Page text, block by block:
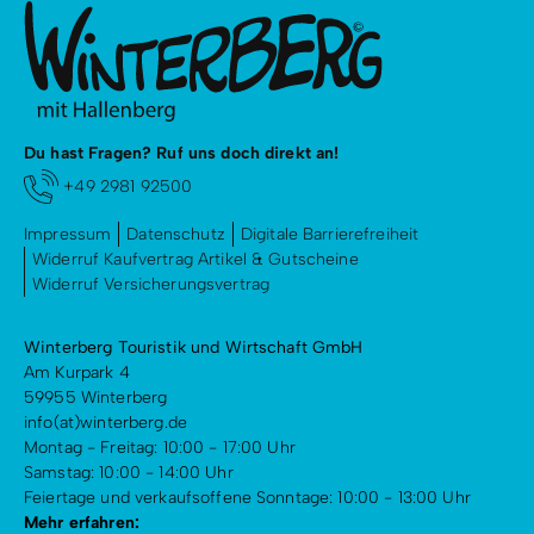
Einlösebedingungen
Teilnehmer:
Mindest-/ Maximalteilnehmerzahl: 6 - 12 Personen
Teilnahmealter: 6 - 10 Jahre
Bei Nichterreichen der Mindestteilnehmerzahl oder
aufgrund von Witterungsbedingungen behalten wir
uns eine kurzfristige Absage telefonisch oder per E-
Mail vor.
Hinweis:
Bitte beachten
Ausflugszielen mit dem Linienbus erfolgt.
Ausrüstung bitte mitbringen:
Rucksack
Trinkflasche, kleine Verpflegung
Du hast Fragen? Ruf uns doch direkt an!
+49 2981 92500
Impressum Datenschutz
Digitale Barrierefreiheit
Widerruf Kaufvertrag Artikel & Gutscheine
Widerruf Versicherungsvertrag
Winterberg Touristik und Wirtschaft GmbH
Am Kurpark 4
59955 Winterberg
info(at)winterberg.de
Montag - Freitag: 10:00 - 17:00 Uhr
Samstag: 10:00 - 14:00 Uhr
Feiertage und verkaufsoffene Sonntage: 10:00 - 13:00 Uhr
Mehr erfahren: